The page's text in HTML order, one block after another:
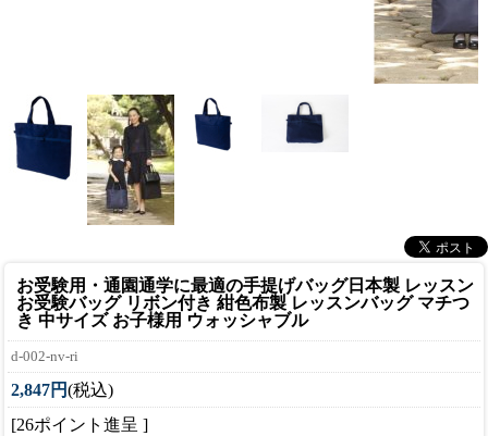
お受験用・通園通学に最適の手提げバッグ日本製 レッスン
お受験バッグ リボン付き 紺色布製 レッスンバッグ マチつ
き 中サイズ お子様用 ウォッシャブル
d-002-nv-ri
2,847円(税込)
[26ポイント進呈 ]